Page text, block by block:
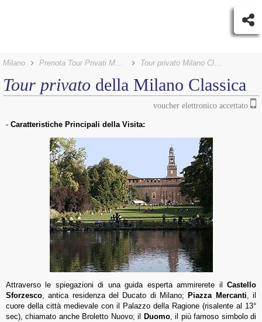
Milano Prenota Tour Privati Milano Tour privato Milano Classica
Tour privato della Milano Classica
voucher elettronico accettato
- Caratteristiche Principali della Visita:
Attraverso le spiegazioni di una guida esperta ammirerete il Castello
Sforzesco, antica residenza del Ducato di Milano; Piazza Mercanti, il
cuore della città medievale con il Palazzo della Ragione (risalente al 13°
sec), chiamato anche Broletto Nuovo; il
Duomo, il più famoso simbolo di